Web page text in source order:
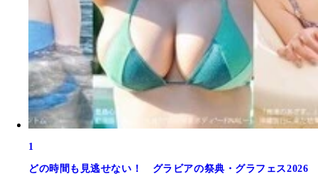
1
どの時間も見逃せない！ グラビアの祭典・グラフェス2026